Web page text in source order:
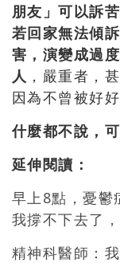
朋友」可以訴
若回家無法傾
害，演變成過
人 ，嚴重者，
因為不曾被好
什麼都不說，
延伸閱讀：
早上8點，憂鬱
我撐不下去了，
精神科醫師：